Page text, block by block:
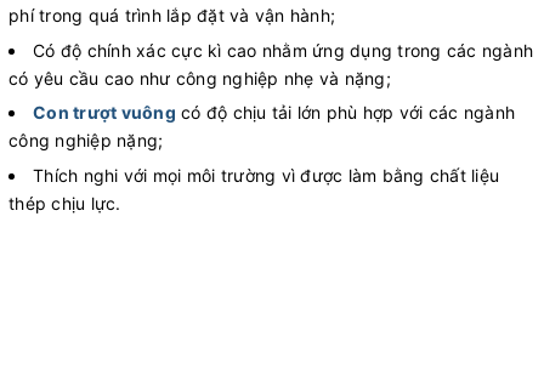
phí trong quá trình lắp đặt và vận hành;
Có độ chính xác cực kì cao nhằm ứng dụng trong các ngành
có yêu cầu cao như công nghiệp nhẹ và nặng;
Con trượt vuông có độ chịu tải lớn phù hợp với các ngành
công nghiệp nặng;
Thích nghi với mọi môi trường vì được làm bằng chất liệu
thép chịu lực.